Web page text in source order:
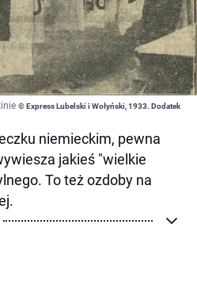
© Express Lubelski i Wołyński, 1933. Dodatek
niemieckim, pewna
jakieś "wielkie
To też ozdoby na